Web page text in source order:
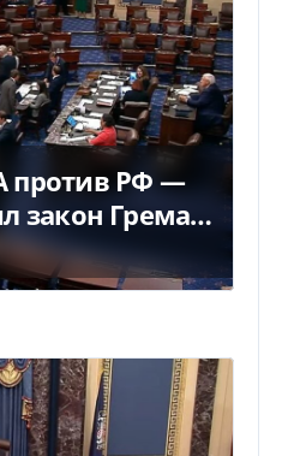
против РФ —
закон Грема